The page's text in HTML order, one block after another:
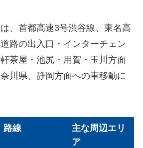
、首都高速3号渋谷線、東名高
路の出入口・インターチェン
茶屋・池尻・用賀・玉川方面
川県、静岡方面への車移動に
路線
主な周辺エリ
ア